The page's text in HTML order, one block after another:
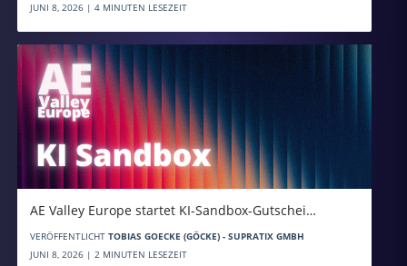
JUNI 8, 2026 | 4 MINUTEN LESEZEIT
AE Valley Europe startet KI-Sandbox-Gutschei…
VERÖFFENTLICHT TOBIAS GOECKE (GÖCKE) - SUPRATIX GMBH
JUNI 8, 2026 | 2 MINUTEN LESEZEIT